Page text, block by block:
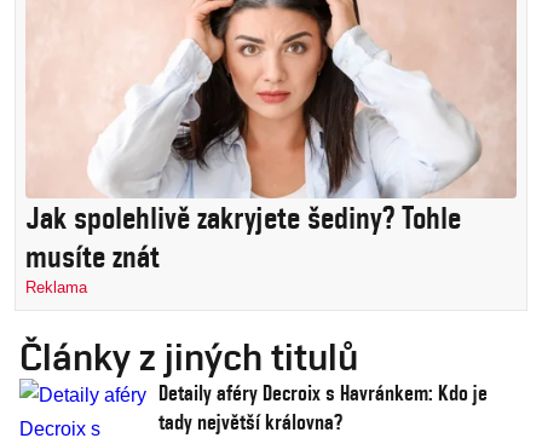
Jak spolehlivě zakryjete šediny? Tohle
musíte znát
Reklama
Články z jiných titulů
Detaily aféry Decroix s Havránkem: Kdo je
tady největší královna?